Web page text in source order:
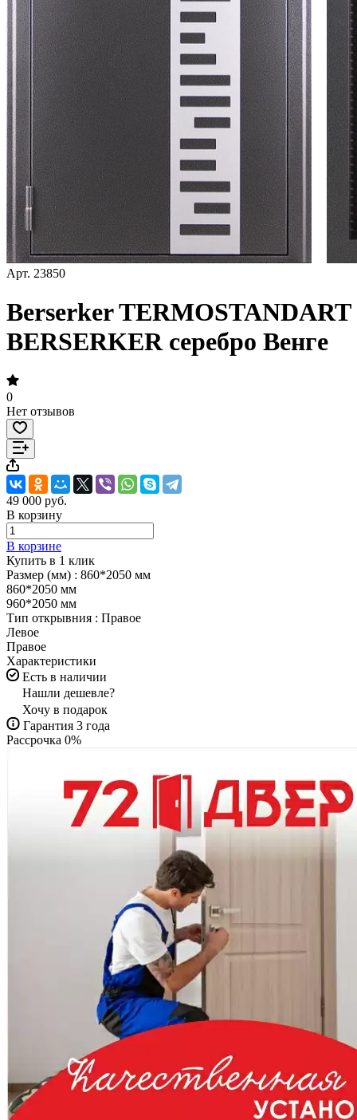
Арт. 23850
Berserker TERMOSTANDART
BERSERKER серебро Венге
0
Нет отзывов
49 000 руб.
В корзину
В корзине
Купить в 1 клик
Размер (мм) : 860*2050 мм
860*2050 мм
960*2050 мм
Тип открывния : Правое
Левое
Правое
Характеристики
Есть в наличии
Нашли дешевле?
Хочу в подарок
Гарантия 3 года
Рассрочка 0%